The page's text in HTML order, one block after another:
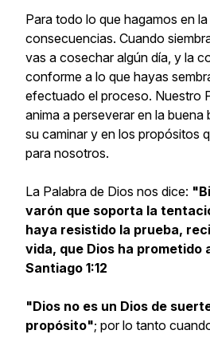
Para todo lo que hagamos en
consecuencias. Cuando
vas a cosechar algún día, y la
conforme a lo que hayas
efectuado el proceso. Nuestro
anima a perseverar en la buena
su caminar y en los propósitos
para nosotros.
La Palabra de Dios nos dice:
varón que soporta la
haya resistido la prueba,
vida, que Dios ha prometido
Santiago 1:12
"Dios no es un Dios de
propósito"; por lo tanto